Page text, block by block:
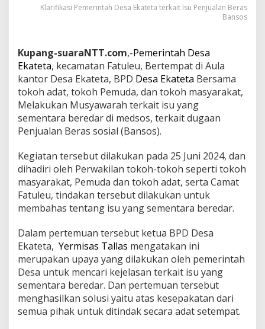
Klarifikasi Pemerintah Desa Ekateta terkait Isu Penjualan Beras
Bansos
Kupang-suaraNTT.com,-Pemerintah Desa
Ekateta, kecamatan Fatuleu, Bertempat di Aula
kantor Desa Ekateta, BPD Desa Ekateta Bersama
tokoh adat, tokoh Pemuda, dan tokoh masyarakat,
Melakukan Musyawarah terkait isu yang
sementara beredar di medsos, terkait dugaan
Penjualan Beras sosial (Bansos).
Kegiatan tersebut dilakukan pada 25 Juni 2024, dan
dihadiri oleh Perwakilan tokoh-tokoh seperti tokoh
masyarakat, Pemuda dan tokoh adat, serta Camat
Fatuleu, tindakan tersebut dilakukan untuk
membahas tentang isu yang sementara beredar.
Dalam pertemuan tersebut ketua BPD Desa
Ekateta, Yermisas Tallas mengatakan ini
merupakan upaya yang dilakukan oleh pemerintah
Desa untuk mencari kejelasan terkait isu yang
sementara beredar. Dan pertemuan tersebut
menghasilkan solusi yaitu atas kesepakatan dari
semua pihak untuk ditindak secara adat setempat.